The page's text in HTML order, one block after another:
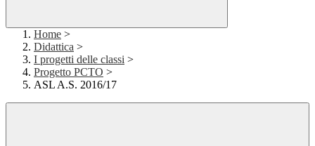
Home >
Didattica >
I progetti delle classi >
Progetto PCTO >
ASL A.S. 2016/17